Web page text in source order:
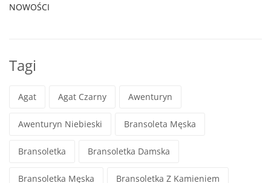
NOWOŚCI
Tagi
Agat Agat Czarny Awenturyn
Awenturyn Niebieski Bransoleta Męska
Bransoletka Bransoletka Damska
Bransoletka Męska Bransoletka Z Kamieniem